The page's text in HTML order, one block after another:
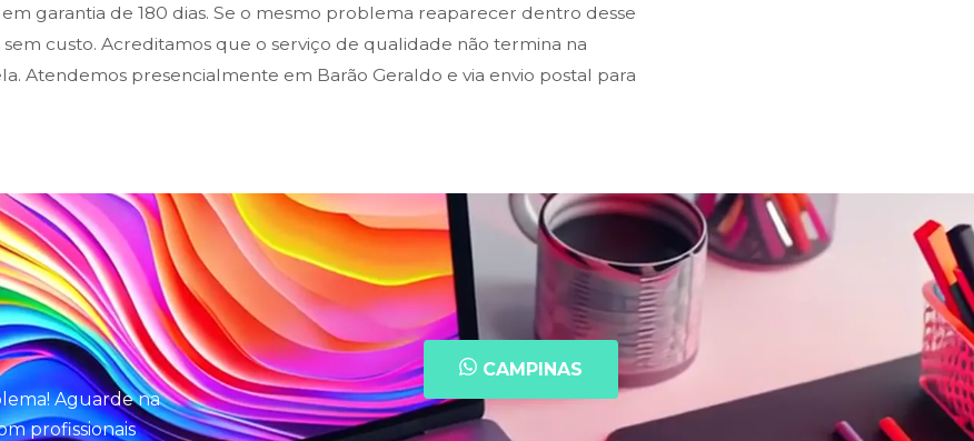
garantia de 180 dias. Se o mesmo problema reaparecer dentro desse
custo. Acreditamos que o serviço de qualidade não termina na
Atendemos presencialmente em Barão Geraldo e via envio postal para
Aguarde na
profissionais
CAMPINAS